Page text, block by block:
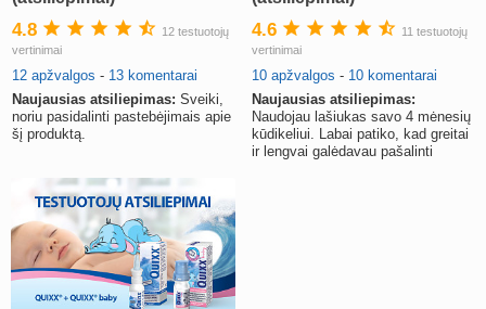
4.8
12 testuotojų
vertinimai
12 apžvalgos - 13 komentarai
Naujausias atsiliepimas: Sveiki,
noriu pasidalinti pastebėjimais apie
šį produktą.
4.6
11 testuotojų
vertinimai
10 apžvalgos - 10 komentarai
Naujausias atsiliepimas:
Naudojau lašiukas savo 4 mėnesių
kūdikeliui. Labai patiko, kad greitai
ir lengvai galėdavau pašalinti